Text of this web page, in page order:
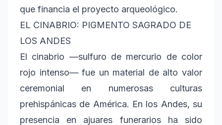
que financia el proyecto arqueológico.
EL CINABRIO: PIGMENTO SAGRADO DE
LOS ANDES
El cinabrio —sulfuro de mercurio de color
rojo intenso— fue un material de alto valor
ceremonial en numerosas culturas
prehispánicas de América. En los Andes, su
presencia en ajuares funerarios ha sido